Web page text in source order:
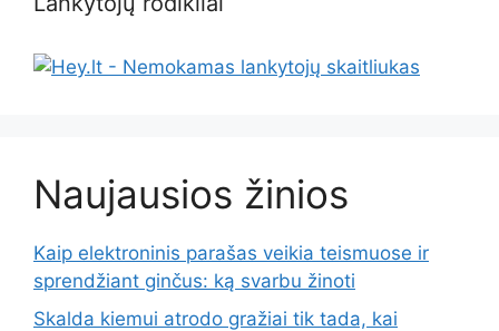
Naujausios žinios
Kaip elektroninis parašas veikia teismuose ir
sprendžiant ginčus: ką svarbu žinoti
Skalda kiemui atrodo gražiai tik tada, kai